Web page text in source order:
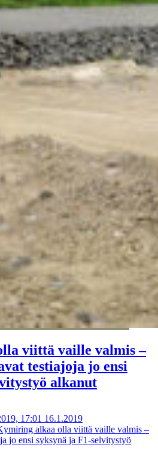
viittä vaille valmis –
testiajoja jo ensi
alkanut
17:01 16.1.2019
alkaa olla viittä vaille valmis –
jo ensi syksynä ja F1-selvitystyö